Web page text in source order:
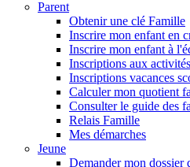
Parent
Obtenir une clé Famille
Inscrire mon enfant en
Inscrire mon enfant à
Inscriptions aux
Inscriptions vacances
Calculer mon quotient
Consulter le guide des
Relais Famille
Mes démarches
Jeune
Demander mon dossier